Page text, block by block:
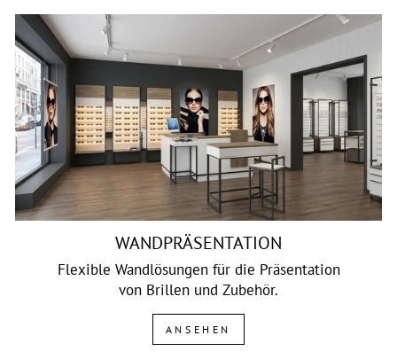
WANDPRÄSENTATION
Flexible Wandlösungen für die Präsentation
von Brillen und Zubehör.
ANSEHEN